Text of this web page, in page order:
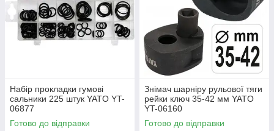
Набір прокладки гумові
сальники 225 штук YATO YT-
06877
Готово до відправки
Знімач шарніру рульової тяги
рейки ключ 35-42 мм YATO
YT-06160
Готово до відправки